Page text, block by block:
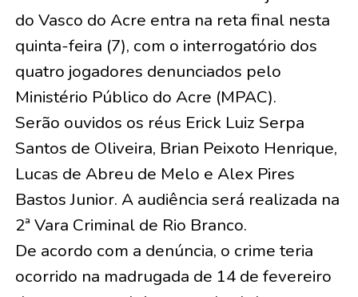
do Vasco do Acre entra na reta final nesta
quinta-feira (7), com o interrogatório dos
quatro jogadores denunciados pelo
Ministério Público do Acre (MPAC).
Serão ouvidos os réus Erick Luiz Serpa
Santos de Oliveira, Brian Peixoto Henrique,
Lucas de Abreu de Melo e Alex Pires
Bastos Junior. A audiência será realizada na
2ª Vara Criminal de Rio Branco.
De acordo com a denúncia, o crime teria
ocorrido na madrugada de 14 de fevereiro